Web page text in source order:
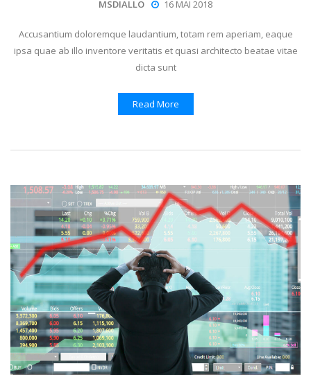
MSDIALLO 16 MAI 2018
Accusantium doloremque laudantium, totam rem aperiam, eaque
ipsa quae ab illo inventore veritatis et quasi architecto beatae vitae
dicta sunt
Read More